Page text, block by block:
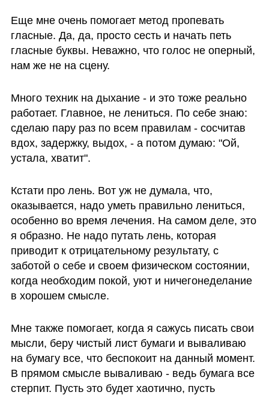
Еще мне очень помогает метод пропевать
гласные. Да, да, просто сесть и начать петь
гласные буквы. Неважно, что голос не оперный,
нам же не на сцену.
Много техник на дыхание - и это тоже реально
работает. Главное, не лениться. По себе знаю:
сделаю пару раз по всем правилам - сосчитав
вдох, задержку, выдох, - а потом думаю: "Ой,
устала, хватит".
Кстати про лень. Вот уж не думала, что,
оказывается, надо уметь правильно лениться,
особенно во время лечения. На самом деле, это
я образно. Не надо путать лень, которая
приводит к отрицательному результату, с
заботой о себе и своем физическом состоянии,
когда необходим покой, уют и ничегонеделание
в хорошем смысле.
Мне также помогает, когда я сажусь писать свои
мысли, беру чистый лист бумаги и вываливаю
на бумагу все, что беспокоит на данный момент.
В прямом смысле вываливаю - ведь бумага все
стерпит. Пусть это будет хаотично, пусть